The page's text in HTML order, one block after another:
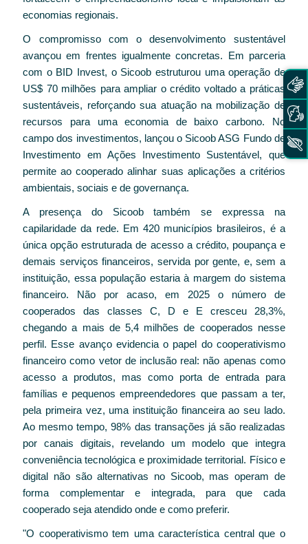
economias regionais.
O compromisso com o desenvolvimento sustentável
avançou em frentes igualmente concretas. Em parceria
com o BID Invest, o Sicoob estruturou uma operação de
US$ 70 milhões para ampliar o crédito voltado a práticas
sustentáveis, reforçando sua atuação na mobilização de
recursos para uma economia de baixo carbono. No
campo dos investimentos, lançou o Sicoob ASG Fundo de
Investimento em Ações Investimento Sustentável, que
permite ao cooperado alinhar suas aplicações a critérios
ambientais, sociais e de governança.
A presença do Sicoob também se expressa na
capilaridade da rede. Em 420 municípios brasileiros, é a
única opção estruturada de acesso a crédito, poupança e
demais serviços financeiros, servida por gente, e, sem a
instituição, essa população estaria à margem do sistema
financeiro. Não por acaso, em 2025 o número de
cooperados das classes C, D e E cresceu 28,3%,
chegando a mais de 5,4 milhões de cooperados nesse
perfil. Esse avanço evidencia o papel do cooperativismo
financeiro como vetor de inclusão real: não apenas como
acesso a produtos, mas como porta de entrada para
famílias e pequenos empreendedores que passam a ter,
pela primeira vez, uma instituição financeira ao seu lado.
Ao mesmo tempo, 98% das transações já são realizadas
por canais digitais, revelando um modelo que integra
conveniência tecnológica e proximidade territorial. Físico e
digital não são alternativas no Sicoob, mas operam de
forma complementar e integrada, para que cada
cooperado seja atendido onde e como preferir.
"O cooperativismo tem uma característica central que o